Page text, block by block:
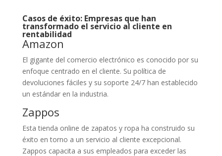
Casos de éxito: Empresas que han
transformado el servicio al cliente en
rentabilidad
Amazon
El gigante del comercio electrónico es conocido por su
enfoque centrado en el cliente. Su política de
devoluciones fáciles y su soporte 24/7 han establecido
un estándar en la industria.
Zappos
Esta tienda online de zapatos y ropa ha construido su
éxito en torno a un servicio al cliente excepcional.
Zappos capacita a sus empleados para exceder las